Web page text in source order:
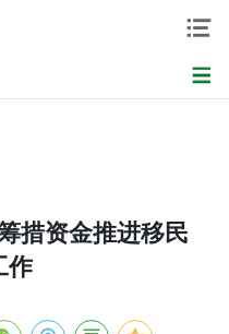
措资金推进移民
作